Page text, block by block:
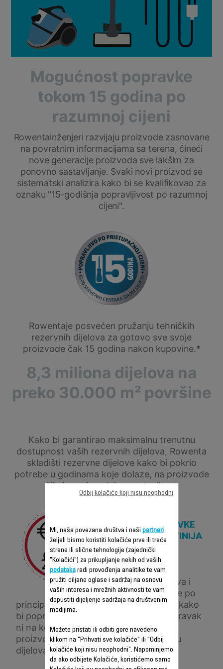
Mogućnost popravke
tokom 15 godina po
razumnoj cijeni
Rowentainženjeri razvijaju proizvode zasnovane
na povratnim informacijama sa terena, čineći
nove generacije proizvoda sve lakšim za
ponovno sastavljanje. Svaki novi proizvod se
sistematski analizira kako bi se kvalifikovao za
oznaku "15-godišnja popravljivost po razumnoj
cijeni".
Rowentaje posvećen pružanju tehničkih
rezervnih dijelova za gotovo sve svoje
proizvode čak 15 godina nakon kupovine.*
8,3 miliona dijelova na
preko 30.000 m² površine
Kako bi garantirao maksimalnu trenutnu
dostupnost vaših rezervnih dijelova, Rowenta
skladišti rezervne dijelove kako bi pokrio
potrebe u godinama koje dolaze, na proizvode
čija je proizvodnja zaustavljena.
CIJENA POPRAVKE
JE ČESTO JEFTINIJA
OD ZAMJENE
PROIZVODA,
Radeći na cijeni
rezervnih dijelova i
nudeći popravke po
principu ključ u ruke, Rowenta čini sve kako
bi popravke bile što ekonomičnije. Popravak
ni na koji način ne mijenja kvalitetu
proizvoda, te je popravljen uz upotrebu
dijelova koje je odobrio brend.
Mi, naša povezana društva i naši partneri
željeli bismo koristiti kolačiće prve ili treće
strane ili slične tehnologije (zajednički
"Kolačići") za prikupljanje nekih od vaših
podatakaradi provođenja analitike te vam
pružiti ciljane oglase i sadržaj na osnovu
vaših interesa i mrežnih aktivnosti te vam
dopustiti dijeljenje sadržaja na društvenim
medijima.
Možete pristati ili odbiti gore navedeno
klikom na "Prihvati sve kolačiće" ili "Odbij
kolačiće koji nisu neophodni". Napominjemo
da ako odbijete Kolačiće, koristićemo samo
Odbij kolačiće koji nisu neophodni